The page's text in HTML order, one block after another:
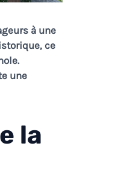
à une
ce
une
la